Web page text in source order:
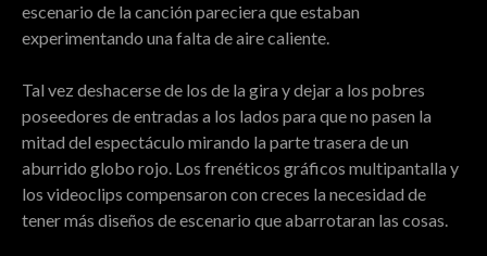
escenario de la canción pareciera que estaban
experimentando una falta de aire caliente.
Tal vez deshacerse de los de la gira y dejar a los pobres
poseedores de entradas a los lados para que no pasen la
mitad del espectáculo mirando la parte trasera de un
aburrido globo rojo. Los frenéticos gráficos multipantalla y
los videoclips compensaron con creces la necesidad de
tener más diseños de escenario que abarrotaran las cosas.